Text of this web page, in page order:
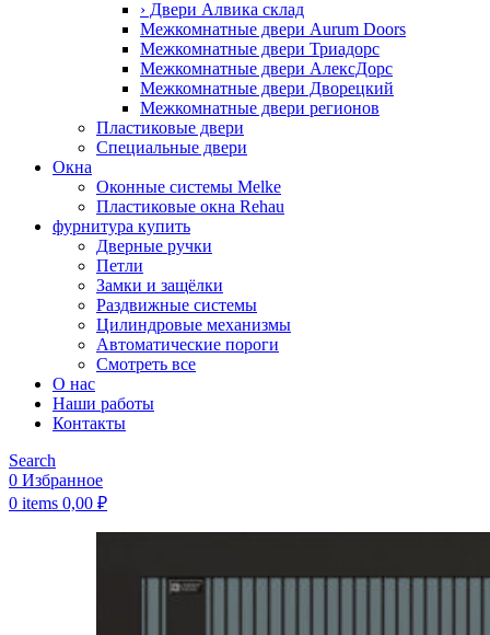
› Двери Алвика склад
Межкомнатные двери Aurum Doors
Межкомнатные двери Триадорс
Межкомнатные двери АлексДорс
Межкомнатные двери Дворецкий
Межкомнатные двери регионов
Пластиковые двери
Специальные двери
Окна
Оконные системы Melke
Пластиковые окна Rehau
фурнитура купить
Дверные ручки
Петли
Замки и защёлки
Раздвижные системы
Цилиндровые механизмы
Автоматические пороги
Смотреть все
О нас
Наши работы
Контакты
Search
0 Избранное
0 items 0,00 ₽